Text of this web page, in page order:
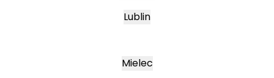
Lublin
Mielec